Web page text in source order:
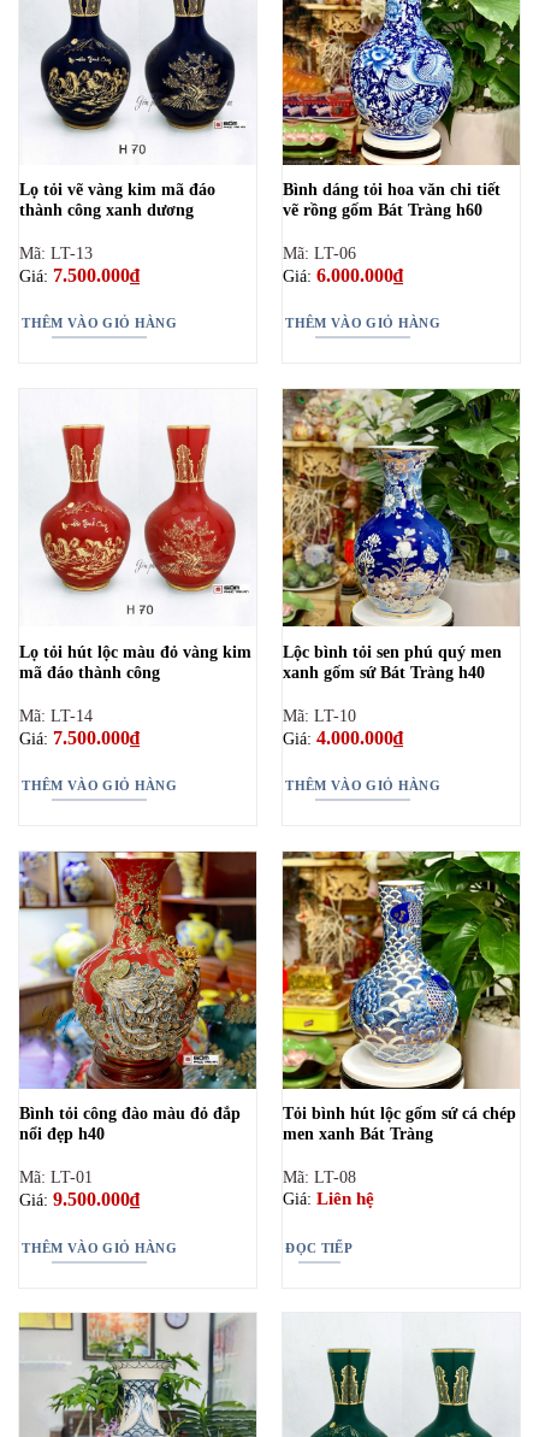
Lọ tỏi vẽ vàng kim mã đáo
thành công xanh dương
Mã: LT-13
Giá: 7.500.000₫
THÊM VÀO GIỎ HÀNG
Bình dáng tỏi hoa văn chi tiết
vẽ rồng gốm Bát Tràng h60
Mã: LT-06
Giá: 6.000.000₫
THÊM VÀO GIỎ HÀNG
Lọ tỏi hút lộc màu đỏ vàng kim
mã đáo thành công
Mã: LT-14
Giá: 7.500.000₫
THÊM VÀO GIỎ HÀNG
Lộc bình tỏi sen phú quý men
xanh gốm sứ Bát Tràng h40
Mã: LT-10
Giá: 4.000.000₫
THÊM VÀO GIỎ HÀNG
Bình tỏi công đào màu đỏ đắp
nổi đẹp h40
Mã: LT-01
Giá: 9.500.000₫
THÊM VÀO GIỎ HÀNG
Tỏi bình hút lộc gốm sứ cá chép
men xanh Bát Tràng
Mã: LT-08
Giá: Liên hệ
ĐỌC TIẾP